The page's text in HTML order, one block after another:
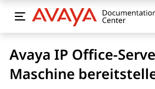
Avaya IP Office-
Maschine